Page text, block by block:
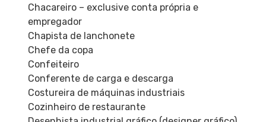
Chacareiro – exclusive conta própria e
empregador
Chapista de lanchonete
Chefe da copa
Confeiteiro
Conferente de carga e descarga
Costureira de máquinas industriais
Cozinheiro de restaurante